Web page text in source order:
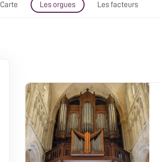
Carte Les orgues Les facteurs